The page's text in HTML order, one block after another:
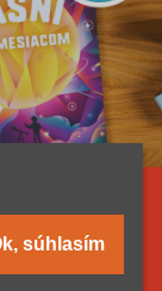
články
súhlasím